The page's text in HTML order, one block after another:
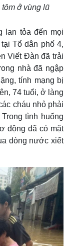
ở vùng lũ
lan tỏa đến mọi
Tổ dân phố 4,
Viết Đàn đã trải
nhà đã ngập
tính mạng bị
74 tuổi, ở làng
cháu nhỏ phải
tình huống
động đã có mặt
dòng nước xiết